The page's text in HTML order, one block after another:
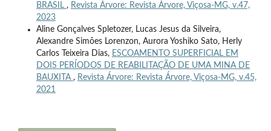
BRASIL , Revista Árvore: Revista Árvore, Viçosa-MG, v.47,
2023
Aline Gonçalves Spletozer, Lucas Jesus da Silveira,
Alexandre Simões Lorenzon, Aurora Yoshiko Sato, Herly
Carlos Teixeira Dias, ESCOAMENTO SUPERFICIAL EM
DOIS PERÍODOS DE REABILITAÇÃO DE UMA MINA DE
BAUXITA , Revista Árvore: Revista Árvore, Viçosa-MG, v.45,
2021